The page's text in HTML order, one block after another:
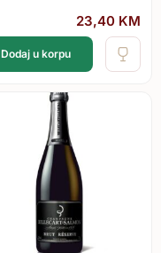
23,40 KM
Dodaj u korpu